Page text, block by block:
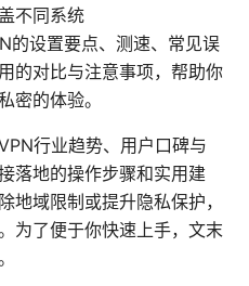
不同系统
的设置要点、测速、常见误
的对比与注意事项，帮助你
密的体验。
行业趋势、用户口碑与
落地的操作步骤和实用建
地域限制或提升隐私保护，
为了便于你快速上手，文末